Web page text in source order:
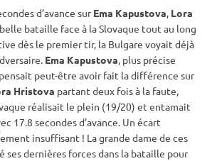
d’avance surEma Kapustova, Lora
bataille face à la Slovaque tout au long
dès le premier tir, la Bulgare voyait déjà
Ema Kapustova, plus précise
peut-être avoir fait la différence sur
Hristova partant deux fois à la faute,
réalisait le plein (19/20) et entamait
17.8 secondes d’avance. Un écart
insuffisant ! La grande dame de ces
ses dernières forces dans la bataille pour